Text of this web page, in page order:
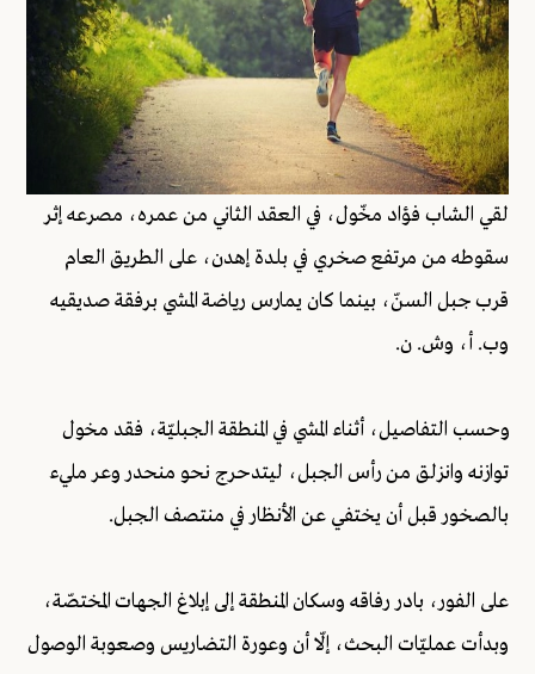
لقي الشاب فؤاد مخّول، في العقد الثاني من عمره، مصرعه إثر
سقوطه من مرتفع صخري في بلدة إهدن، على الطريق العام
قرب جبل السنّ، بينما كان يمارس رياضة المشي برفقة صديقيه
وب. أ، وش. ن.
وحسب التفاصيل، أثناء المشي في المنطقة الجبليّة، فقد مخول
توازنه وانزلق من رأس الجبل، ليتدحرج نحو منحدر وعر مليء
بالصخور قبل أن يختفي عن الأنظار في منتصف الجبل.
على الفور، بادر رفاقه وسكان المنطقة إلى إبلاغ الجهات المختصّة،
وبدأت عمليّات البحث، إلّا أن وعورة التضاريس وصعوبة الوصول